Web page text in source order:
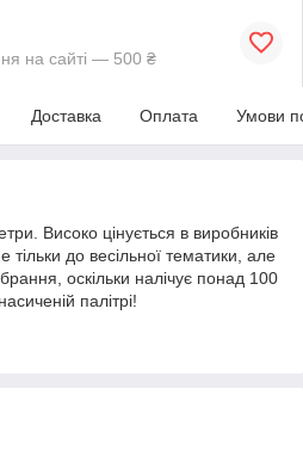
на сайті — 500 ₴
Доставка Оплата Умови
Високо цінується в виробників
тільки до весільної тематики, але
оскільки налічує понад 100
палітрі!